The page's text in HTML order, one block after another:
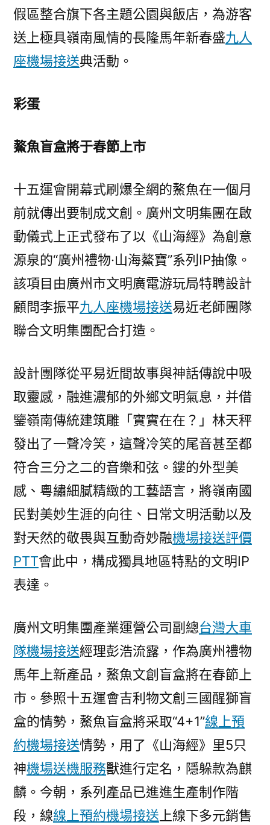
假區整合旗下各主題公園與飯店，為游客
送上極具嶺南風情的長隆馬年新春盛九人
座機場接送典活動。
彩蛋
鰲魚盲盒將于春節上市
十五運會開幕式刷爆全網的鰲魚在一個月
前就傳出要制成文創。廣州文明集團在啟
動儀式上正式發布了以《山海經》為創意
源泉的“廣州禮物·山海鰲寶”系列IP抽像。
該項目由廣州市文明廣電游玩局特聘設計
顧問李振平九人座機場接送易近老師團隊
聯合文明集團配合打造。
設計團隊從平易近間故事與神話傳說中吸
取靈感，融進濃郁的外鄉文明氣息，并借
鑒嶺南傳統建筑雕「實實在在？」林天秤
發出了一聲冷笑，這聲冷笑的尾音甚至都
符合三分之二的音樂和弦。鏤的外型美
感、粵繡細膩精緻的工藝語言，將嶺南國
民對美妙生涯的向往、日常文明活動以及
對天然的敬畏與互動奇妙融機場接送評價
PTT會此中，構成獨具地區特點的文明IP
表達。
廣州文明集團產業運營公司副總台灣大車
隊機場接送經理彭浩流露，作為廣州禮物
馬年上新產品，鰲魚文創盲盒將在春節上
市。參照十五運會吉利物文創三國醒獅盲
盒的情勢，鰲魚盲盒將采取“4+1”線上預
約機場接送情勢，用了《山海經》里5只
神機場送機服務獸進行定名，隱躲款為麒
麟。今朝，系列產品已進進生產制作階
段，線線上預約機場接送 上線下多元銷售